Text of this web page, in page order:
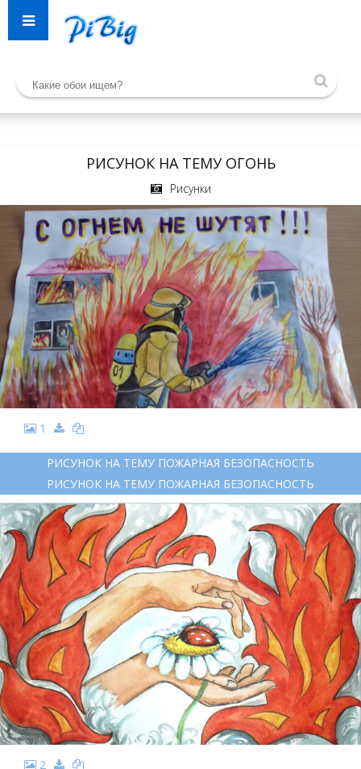
РИСУНОК НА ТЕМУ ОГОНЬ
Рисунки
1
РИСУНОК НА ТЕМУ ПОЖАРНАЯ БЕЗОПАСНОСТЬ
РИСУНОК НА ТЕМУ ПОЖАРНАЯ БЕЗОПАСНОСТЬ
2